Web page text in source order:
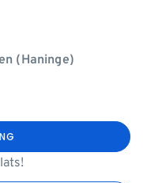
(Haninge)